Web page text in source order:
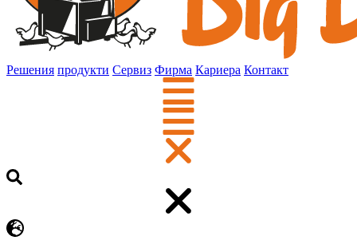
Решения продукти Сервиз Фирма Кариера Контакт